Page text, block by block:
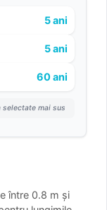
5 ani
5 ani
60 ani
selectate mai sus
între 0.8 m și